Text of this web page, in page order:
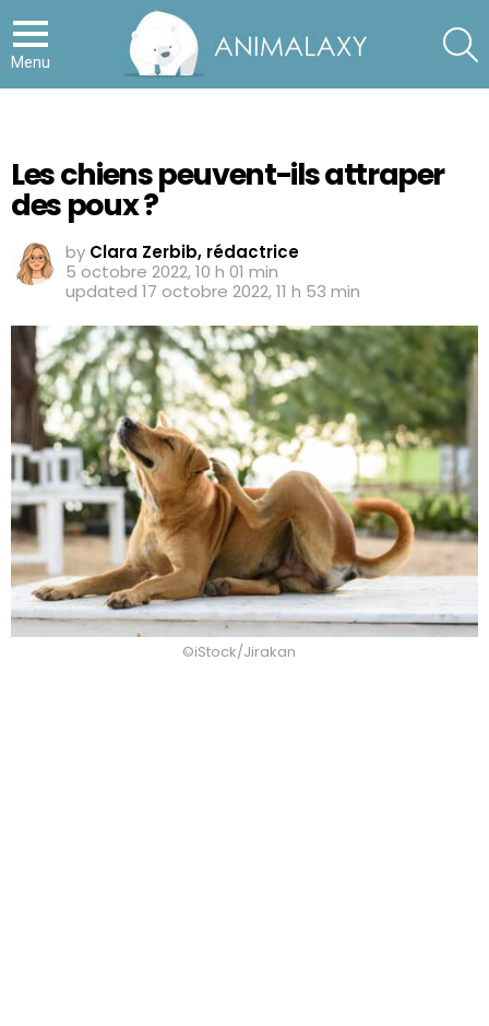
Menu
Les chiens peuvent-ils attraper
des poux ?
by Clara Zerbib, rédactrice
5 octobre 2022, 10 h 01 min
updated 17 octobre 2022, 11 h 53 min
©iStock/Jirakan